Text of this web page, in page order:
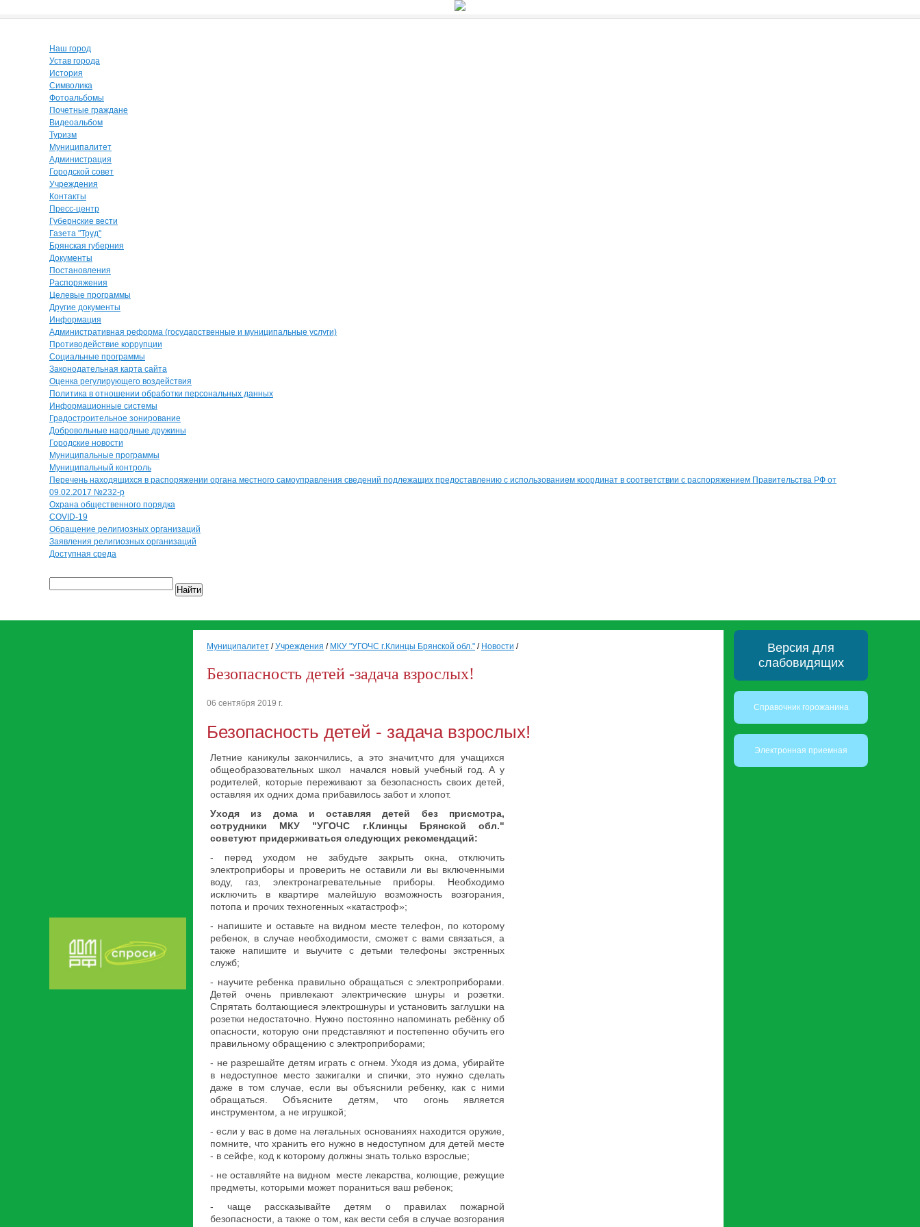
Наш город
Устав города
История
Символика
Фотоальбомы
Почетные граждане
Видеоальбом
Туризм
Муниципалитет
Администрация
Городской совет
Учреждения
Контакты
Пресс-центр
Губернские вести
Газета "Труд"
Брянская губерния
Документы
Постановления
Распоряжения
Целевые программы
Другие документы
Информация
Административная реформа (государственные и муниципальные услуги)
Противодействие коррупции
Социальные программы
Законодательная карта сайта
Оценка регулирующего воздействия
Политика в отношении обработки персональных данных
Информационные системы
Градостроительное зонирование
Добровольные народные дружины
Городские новости
Муниципальные программы
Муниципальный контроль
Перечень находящихся в распоряжении органа местного самоуправления сведений подлежащих предоставлению с использованием координат в соответствии с распоряжением Правительства РФ от
09.02.2017 №232-р
Охрана общественного порядка
COVID-19
Обращение религиозных организаций
Заявления религиозных организаций
Доступная среда
Найти
Муниципалитет /Учреждения / МКУ "УГОЧС г.Клинцы Брянской обл." / Новости /
Безопасность детей -задача взрослых!
06 сентября 2019 г.
Безопасность детей - задача взрослых!
Летние каникулы закончились, а это значит,что для учащихся
общеобразовательных школ начался новый учебный год. А у
родителей, которые переживают за безопасность своих детей,
оставляя их одних дома прибавилось забот и хлопот.
Уходя из дома и оставляя детей без присмотра,
сотрудники МКУ "УГОЧС г.Клинцы Брянской обл."
советуют придерживаться следующих рекомендаций:
- перед уходом не забудьте закрыть окна, отключить
электроприборы и проверить не оставили ли вы включенными
воду, газ, электронагревательные приборы. Необходимо
исключить в квартире малейшую возможность возгорания,
потопа и прочих техногенных «катастроф»;
- напишите и оставьте на видном месте телефон, по которому
ребенок, в случае необходимости, сможет с вами связаться, а
также напишите и выучите с детьми телефоны экстренных
служб;
- научите ребенка правильно обращаться с электроприборами.
Детей очень привлекают электрические шнуры и розетки.
Спрятать болтающиеся электрошнуры и установить заглушки на
розетки недостаточно. Нужно постоянно напоминать ребёнку об
опасности, которую они представляют и постепенно обучить его
правильному обращению с электроприборами;
- не разрешайте детям играть с огнем. Уходя из дома, убирайте
в недоступное место зажигалки и спички, это нужно сделать
даже в том случае, если вы объяснили ребенку, как с ними
обращаться. Объясните детям, что огонь является
инструментом, а не игрушкой;
- если у вас в доме на легальных основаниях находится оружие,
помните, что хранить его нужно в недоступном для детей месте
- в сейфе, код к которому должны знать только взрослые;
- не оставляйте на видном месте лекарства, колющие, режущие
предметы, которыми может пораниться ваш ребенок;
- чаще рассказывайте детям о правилах пожарной
безопасности, а также о том, как вести себя в случае возгорания
Версия для
слабовидящих
Справочник горожанина
Электронная приемная